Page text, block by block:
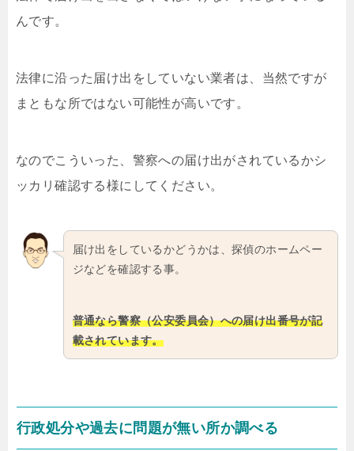
んです。
法律に沿った届け出をしていない業者は、当然ですが
まともな所ではない可能性が高いです。
なのでこういった、警察への届け出がされているかシ
ッカリ確認する様にしてください。
届け出をしているかどうかは、探偵のホームペー
ジなどを確認する事。
普通なら警察（公安委員会）への届け出番号が記
載されています。
行政処分や過去に問題が無い所か調べる